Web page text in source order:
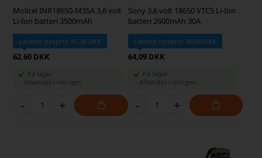
Molicel INR18650-M35A 3,6 volt
Li-Ion batteri 3500mAh
Laveste stykpris: 41,38 DKK
62,60 DKK
På lager
Afsendes i morgen
- +
Sony 3,6 volt 18650 VTC5 Li-Ion
batteri 2600mAh 30A
Laveste stykpris: 46,00 DKK
64,09 DKK
På lager
Afsendes i morgen
- +